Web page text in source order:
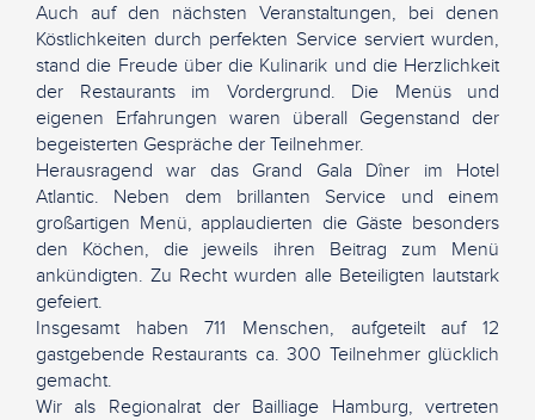
Auch auf den nächsten Veranstaltungen, bei denen
Köstlichkeiten durch perfekten Service serviert wurden,
stand die Freude über die Kulinarik und die Herzlichkeit
der Restaurants im Vordergrund. Die Menüs und
eigenen Erfahrungen waren überall Gegenstand der
begeisterten Gespräche der Teilnehmer.
Herausragend war das Grand Gala Dîner im Hotel
Atlantic. Neben dem brillanten Service und einem
großartigen Menü, applaudierten die Gäste besonders
den Köchen, die jeweils ihren Beitrag zum Menü
ankündigten. Zu Recht wurden alle Beteiligten lautstark
gefeiert.
Insgesamt haben 711 Menschen, aufgeteilt auf 12
gastgebende Restaurants ca. 300 Teilnehmer glücklich
gemacht.
Wir als Regionalrat der Bailliage Hamburg, vertreten